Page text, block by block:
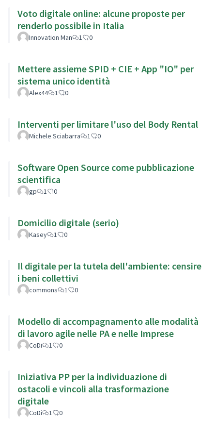
Voto digitale online: alcune proposte per
renderlo possibile in Italia
Innovation Man 1 0
Mettere assieme SPID + CIE + App "IO" per
sistema unico identità
Alex44 1 0
Interventi per limitare l'uso del Body Rental
Michele Sciabarra 1 0
Software Open Source come pubblicazione
scientifica
gp 1 0
Domicilio digitale (serio)
Kasey 1 0
Il digitale per la tutela dell'ambiente: censire
i beni collettivi
commons 1 0
Modello di accompagnamento alle modalità
di lavoro agile nelle PA e nelle Imprese
CoDi 1 0
Iniziativa PP per la individuazione di
ostacoli e vincoli alla trasformazione
digitale
CoDi 1 0